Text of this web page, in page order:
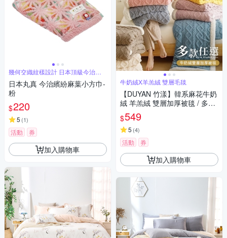
幾何交織紋樣設計 日本頂級今治認
證
日本丸真 今治繽紛麻葉小方巾-
粉
$220
5 (1)
活動 券
加入購物車
牛奶絨X羊羔絨 雙層毛毯
【DUYAN 竹漾】韓系麻花牛奶
絨 羊羔絨 雙層加厚被毯 / 多款
任選
$549
5 (4)
活動 券
加入購物車